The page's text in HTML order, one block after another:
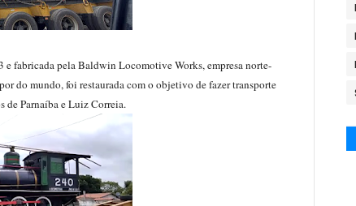
fabricada pela Baldwin Locomotive Works, empresa norte-
do mundo, foi restaurada com o objetivo de fazer transporte
Parnaíba e Luiz Correia.